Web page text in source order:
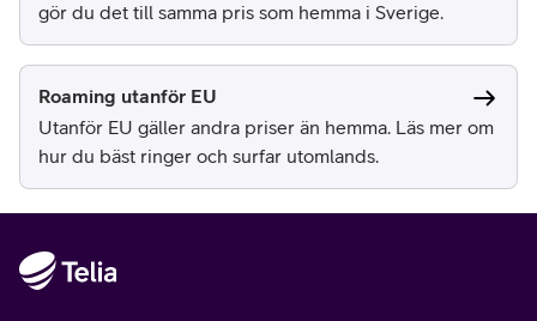
gör du det till samma pris som hemma i Sverige.
Roaming utanför EU
Utanför EU gäller andra priser än hemma. Läs mer om
hur du bäst ringer och surfar utomlands.